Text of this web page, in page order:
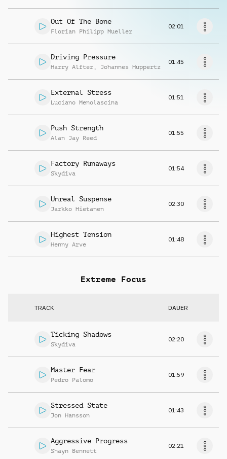
Out Of The Bone
Florian Philipp Mueller
02:01
Driving Pressure
Harry Alfter , Johannes Huppertz
01:45
External Stress
Luciano Menolascina
01:51
Push Strength
Alan Jay Reed
01:55
Factory Runaways
Skydiva
01:54
Unreal Suspense
Jarkko Hietanen
02:30
Highest Tension
Henny Arve
01:48
Extreme Focus
TRACK DAUER
Ticking Shadows
Skydiva
02:20
Master Fear
Pedro Palomo
01:59
Stressed State
Jon Hansson
01:43
Aggressive Progress
Shayn Bennett
02:21